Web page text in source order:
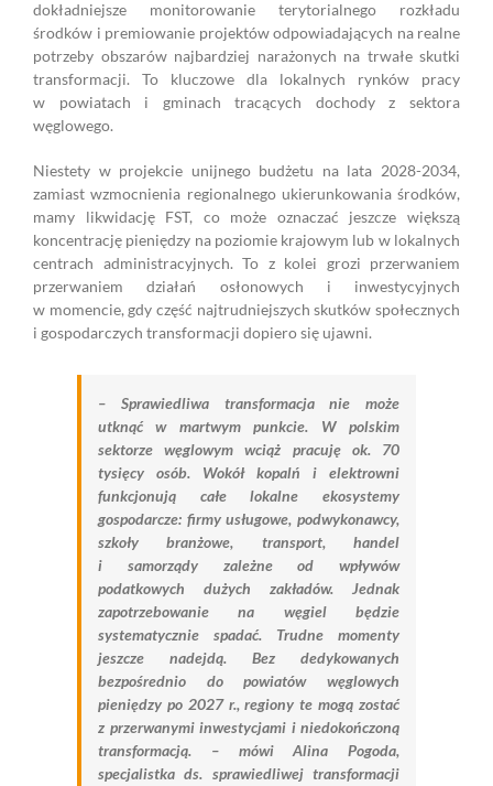
dokładniejsze monitorowanie terytorialnego rozkładu
środków i premiowanie projektów odpowiadających na realne
potrzeby obszarów najbardziej narażonych na trwałe skutki
transformacji. To kluczowe dla lokalnych rynków pracy
w powiatach i gminach tracących dochody z sektora
węglowego.
Niestety w projekcie unijnego budżetu na lata 2028-2034,
zamiast wzmocnienia regionalnego ukierunkowania środków,
mamy likwidację FST, co może oznaczać jeszcze większą
koncentrację pieniędzy na poziomie krajowym lub w lokalnych
centrach administracyjnych. To z kolei grozi przerwaniem
przerwaniem działań osłonowych i inwestycyjnych
w momencie, gdy część najtrudniejszych skutków społecznych
i gospodarczych transformacji dopiero się ujawni.
– Sprawiedliwa transformacja nie może
utknąć w martwym punkcie. W polskim
sektorze węglowym wciąż pracuję ok. 70
tysięcy osób. Wokół kopalń i elektrowni
funkcjonują całe lokalne ekosystemy
gospodarcze: firmy usługowe, podwykonawcy,
szkoły branżowe, transport, handel
i samorządy zależne od wpływów
podatkowych dużych zakładów. Jednak
zapotrzebowanie na węgiel będzie
systematycznie spadać. Trudne momenty
jeszcze nadejdą. Bez dedykowanych
bezpośrednio do powiatów węglowych
pieniędzy po 2027 r., regiony te mogą zostać
z przerwanymi inwestycjami i niedokończoną
transformacją. – mówi Alina Pogoda,
specjalistka ds. sprawiedliwej transformacji